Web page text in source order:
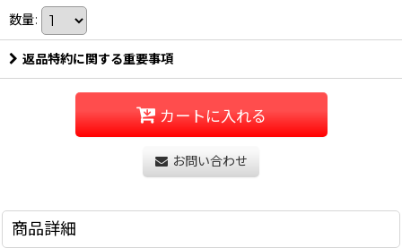
数量:
返品特約に関する重要事項
カートに入れる
お問い合わせ
商品詳細